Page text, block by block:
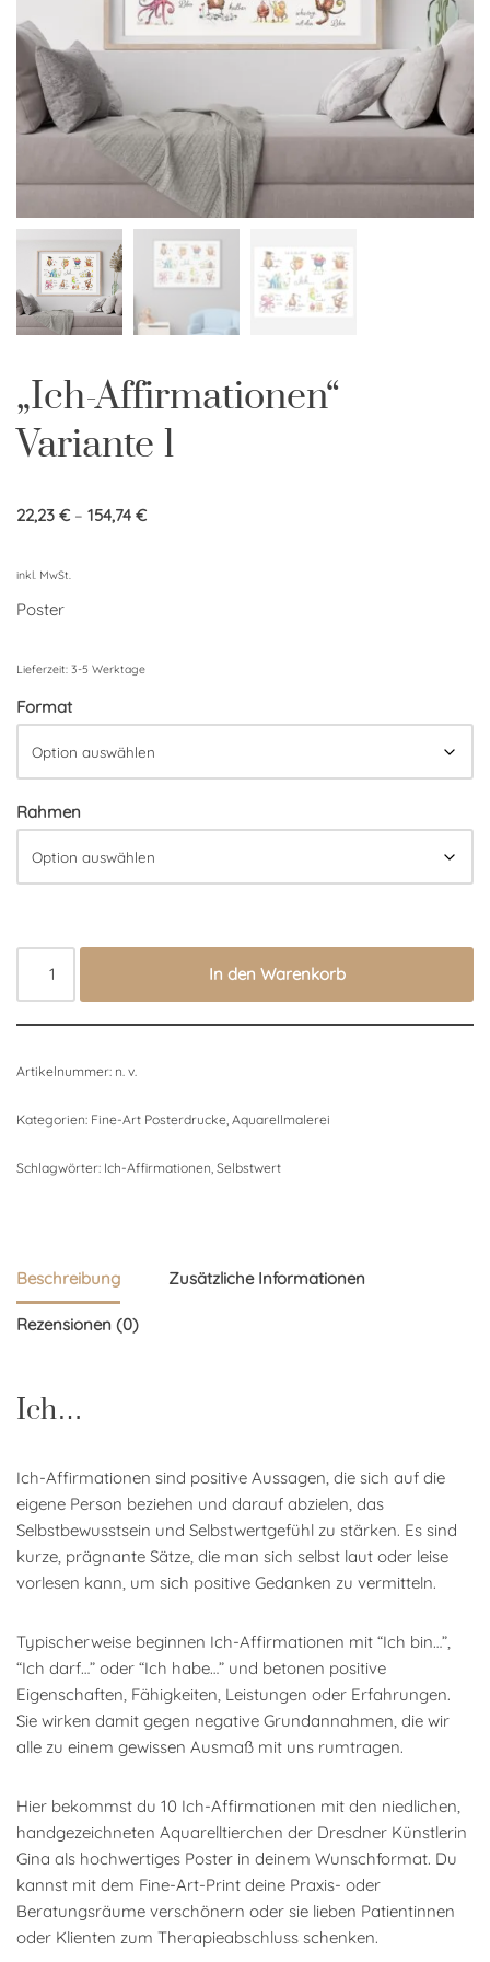
„Ich-Affirmationen“
Variante 1
22,23 € – 154,74 €
inkl. MwSt.
Poster
Lieferzeit: 3-5 Werktage
Format
Rahmen
In den Warenkorb
Artikelnummer: n. v.
Kategorien: Fine-Art Posterdrucke Aquarellmalerei
Schlagwörter: Ich-Affirmationen Selbstwert
Beschreibung Zusätzliche Informationen
Rezensionen (0)
Ich…
Ich-Affirmationen sind positive Aussagen, die sich auf die
eigene Person beziehen und darauf abzielen, das
Selbstbewusstsein und Selbstwertgefühl zu stärken. Es sind
kurze, prägnante Sätze, die man sich selbst laut oder leise
vorlesen kann, um sich positive Gedanken zu vermitteln.
Typischerweise beginnen Ich-Affirmationen mit “Ich bin…”,
“Ich darf…” oder “Ich habe…” und betonen positive
Eigenschaften, Fähigkeiten, Leistungen oder Erfahrungen.
Sie wirken damit gegen negative Grundannahmen, die wir
alle zu einem gewissen Ausmaß mit uns rumtragen.
Hier bekommst du 10 Ich-Affirmationen mit den niedlichen,
handgezeichneten Aquarelltierchen der Dresdner Künstlerin
Gina als hochwertiges Poster in deinem Wunschformat. Du
kannst mit dem Fine-Art-Print deine Praxis- oder
Beratungsräume verschönern oder sie lieben Patientinnen
oder Klienten zum Therapieabschluss schenken.